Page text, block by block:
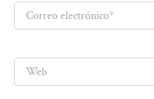
Correo
electrónico*
Web